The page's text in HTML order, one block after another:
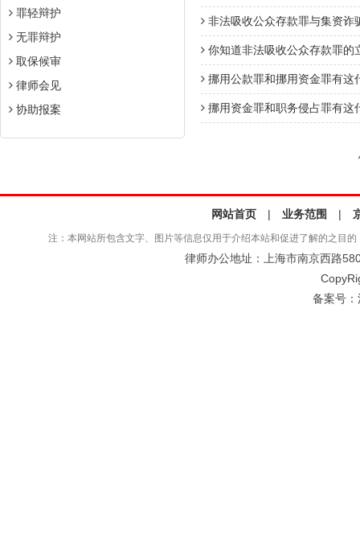
罪轻辩护
无罪辩护
取保候审
律师会见
协助报案
非法吸收公众存款罪与集资诈
你知道非法吸收公众存款罪的
挪用公款罪和挪用资金罪有这
挪用资金罪和职务侵占罪有这
网站首页 | 业务范围 |
注：本网站所包含文字、图片等信息仅用于介绍本站和促进了解的之目
律师办公地址：上海市南京西路
备案号：